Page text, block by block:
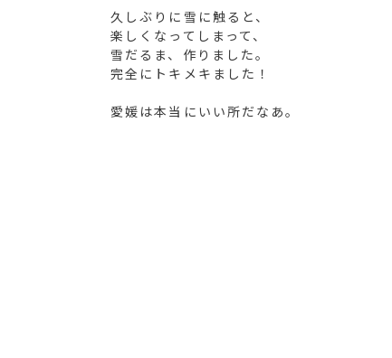
久しぶりに雪に触ると、
楽しくなってしまって、
雪だるま、作りました。
完全にトキメキました！
愛媛は本当にいい所だなあ。